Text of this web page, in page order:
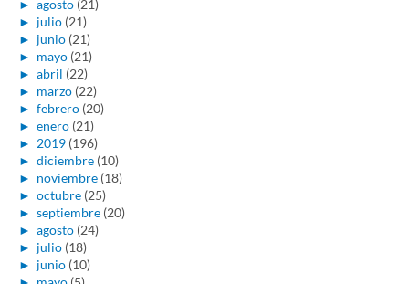
► agosto (21)
► julio (21)
► junio (21)
► mayo (21)
► abril (22)
► marzo (22)
► febrero (20)
► enero (21)
► 2019 (196)
► diciembre (10)
► noviembre (18)
► octubre (25)
► septiembre (20)
► agosto (24)
► julio (18)
► junio (10)